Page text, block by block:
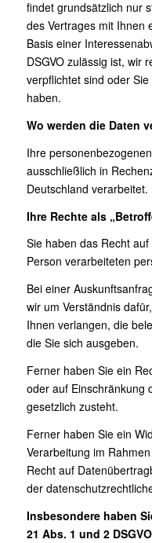
findet grundsätzlich nur
des Vertrages mit Ihnen
Basis einer
DSGVO zulässig ist, wir
verpflichtet sind oder
haben.
Wo werden die Daten
Ihre
ausschließlich in
Deutschland verarbeitet.
Ihre Rechte als
Sie haben das Recht
Person verarbeiteten
Bei einer
wir um Verständnis
Ihnen verlangen, die
die Sie sich ausgeben.
Ferner haben Sie ein
oder auf Einschränkung
gesetzlich zusteht.
Ferner haben Sie ein
Verarbeitung im
Recht auf
der
Insbesondere haben
21 Abs. 1 und 2